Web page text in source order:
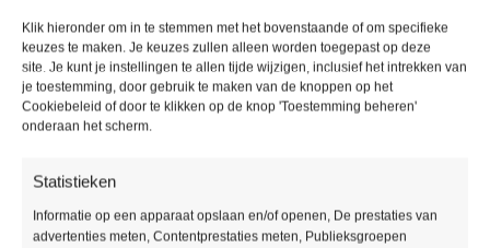
Klik hieronder om in te stemmen met het bovenstaande of om specifieke
keuzes te maken. Je keuzes zullen alleen worden toegepast op deze
site. Je kunt je instellingen te allen tijde wijzigen, inclusief het intrekken van
je toestemming, door gebruik te maken van de knoppen op het
Cookiebeleid of door te klikken op de knop 'Toestemming beheren'
onderaan het scherm.
Statistieken
Informatie op een apparaat opslaan en/of openen, De prestaties van
advertenties meten, Contentprestaties meten, Publieksgroepen
Bel voor vragen 085 – 016 38 81 of mail
info@picobellovloeren.nl
Levering
48 uur